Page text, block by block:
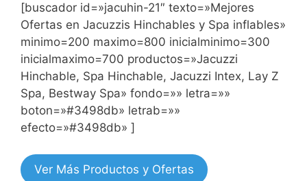
[buscador id=»jacuhin-21″ texto=»Mejores
Ofertas en Jacuzzis Hinchables y Spa inflables»
minimo=200 maximo=800 inicialminimo=300
inicialmaximo=700 productos=»Jacuzzi
Hinchable, Spa Hinchable, Jacuzzi Intex, Lay Z
Spa, Bestway Spa» fondo=»» letra=»»
boton=»#3498db» letrab=»»
efecto=»#3498db» ]
Ver Más Productos y Ofertas